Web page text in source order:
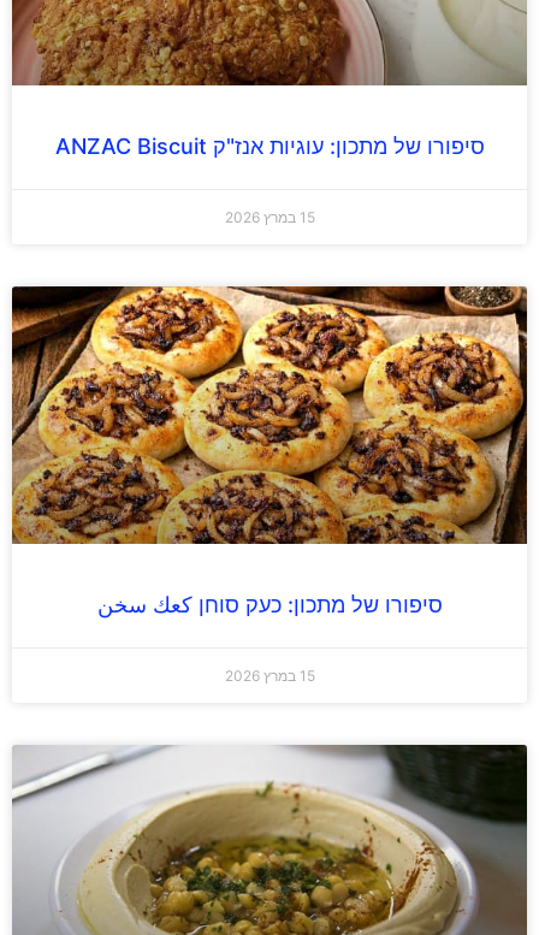
סיפורו של מתכון: עוגיות אנז"ק ANZAC Biscuit
סיפורו של מתכון: כעק סוחן كعك سخن